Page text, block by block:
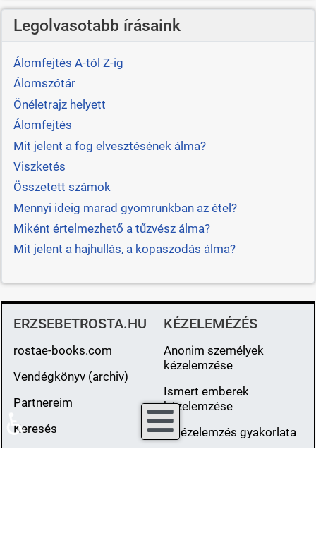
Legolvasotabb írásaink
Álomfejtés A-tól Z-ig
Álomszótár
Önéletrajz helyett
Álomfejtés
Mit jelent a fog elvesztésének álma?
Viszketés
Összetett számok
Mennyi ideig marad gyomrunkban az étel?
Miként értelmezhető a tűzvész álma?
Mit jelent a hajhullás, a kopaszodás álma?
ERZSEBETROSTA.HU
rostae-books.com
Vendégkönyv (archiv)
Partnereim
Keresés
KÉZELEMÉZÉS
Anonim személyek
kézelemzése
Ismert emberek
kézelemzése
A kézelemzés gyakorlata